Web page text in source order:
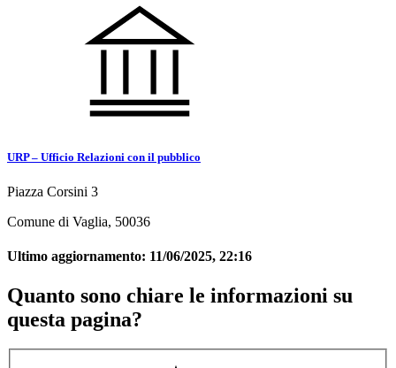
URP – Ufficio Relazioni con il pubblico
Piazza Corsini 3
Comune di Vaglia, 50036
Ultimo aggiornamento: 11/06/2025, 22:16
Quanto sono chiare le informazioni su
questa pagina?